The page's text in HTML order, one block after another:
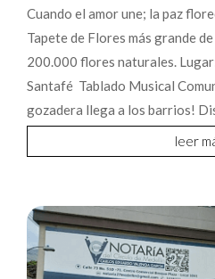
Cuando el amor une; la paz
Tapete de Flores más grande
200.000 flores naturales.
Santafé Tablado Musical
gozadera llega a los barrios!
leer